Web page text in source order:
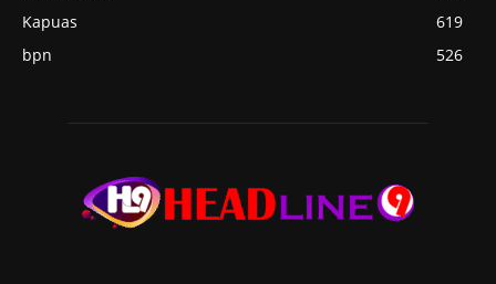
Kapuas
619
bpn
526